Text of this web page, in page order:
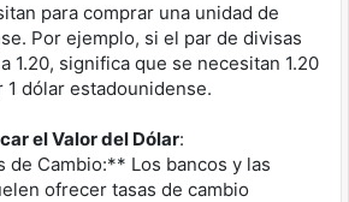
para comprar una unidad de
Por ejemplo, si el par de divisas
1.20, significa que se necesitan 1.20
dólar estadounidense.
el Valor del Dólar:
de Cambio:** Los bancos y las
ofrecer tasas de cambio